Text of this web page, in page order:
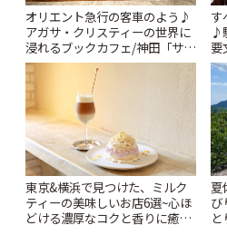
オリエント急行の客車のよう♪
アガサ・クリスティーの世界に
浸れるブックカフェ/神田「サロ
ンクリスティ」 | ことりっぷ
す
♪
要
札
り
東京&横浜で見つけた、ミルク
ティーの美味しいお店6選~心ほ
どける濃厚なコクと香りに癒や
夏
び